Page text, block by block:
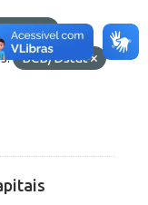
BCB/Dstat